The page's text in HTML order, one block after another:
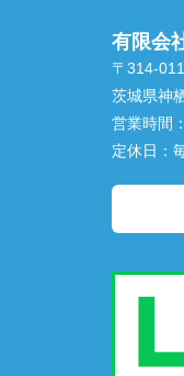
有限会
〒314-
茨城県神
営業時間：
定休日：